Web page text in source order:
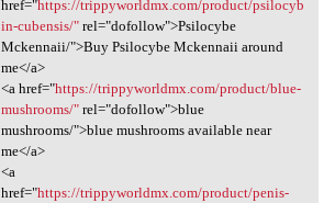
href="https://trippyworldmx.com/product/psilocyb
in-cubensis/"rel="dofollow">Psilocybe
Mckennaii/">Buy Psilocybe Mckennaii around
me</a>
<a href="https://trippyworldmx.com/product/blue-
mushrooms/"rel="dofollow">blue
mushrooms/">blue mushrooms available near
me</a>
<a
href="https://trippyworldmx.com/product/penis-